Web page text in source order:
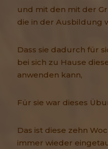
und mit den mit der
die in der Ausbildung
Dass sie dadurch für
bei sich zu Hause
anwenden kann,
Für sie war dieses
Das ist diese zehn
immer wieder